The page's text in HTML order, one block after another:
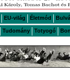
EU-világ Életmód
Tudomány Totyogó